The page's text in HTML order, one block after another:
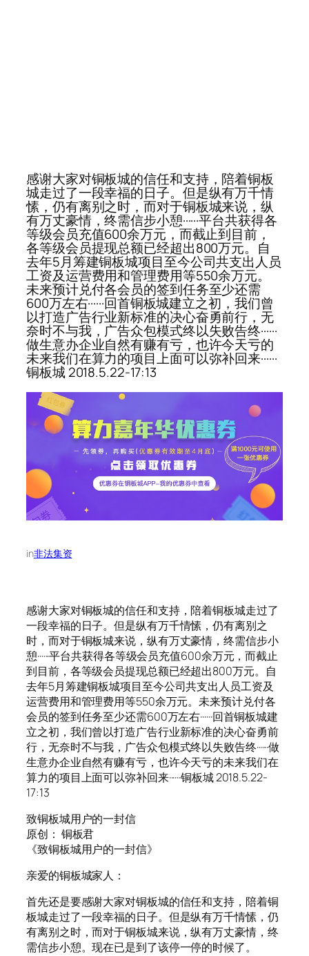
感谢大家对铜板城的信任和支持，陪着铜板
城走过了一段幸福的日子。但是纵有万千情
愫，仍有离别之时，而对于铜板城来说，纵
有万丈豪情，终需信步小憩······平台共获得各
等级会员充值600余万元，而截止到目前，
各等级会员提现总额已经超出800万元。自
去年5月筹建铜板城项目至今公司共支出人员
工资及运营费用和管理费用等550余万元。
未来预计兑付各会员的签到任务至少还需
600万左右······回首铜板城建立之初，我们曾
以打造广告行业新标准的决心奋勇前行，无
奈时不与我，广告众包模式终以失败告终······
做生意办企业自然有赚有亏，也许今天亏的
未来我们在算力的项目上面可以弥补回来······
铜板城 2018.5.22-17:13
in非法集资
感谢大家对铜板城的信任和支持，陪着铜板城走过了
一段幸福的日子。但是纵有万千情愫，仍有离别之
时，而对于铜板城来说，纵有万丈豪情，终需信步小
憩······平台共获得各等级会员充值600余万元，而截止
到目前，各等级会员提现总额已经超出800万元。自
去年5月筹建铜板城项目至今公司共支出人员工资及
运营费用和管理费用等550余万元。未来预计兑付各
会员的签到任务至少还需600万左右······回首铜板城建
立之初，我们曾以打造广告行业新标准的决心奋勇前
行，无奈时不与我，广告众包模式终以失败告终······做
生意办企业自然有赚有亏，也许今天亏的未来我们在
算力的项目上面可以弥补回来······铜板城 2018.5.22-
17:13
致铜板城用户的一封信
原创： 铜板君
《致铜板城用户的一封信》
亲爱的铜板城家人：
首先还是要感谢大家对铜板城的信任和支持，陪着铜
板城走过了一段幸福的日子。但是纵有万千情愫，仍
有离别之时，而对于铜板城来说，纵有万丈豪情，终
需信步小憩。现在已是到了该停一停的时候了。